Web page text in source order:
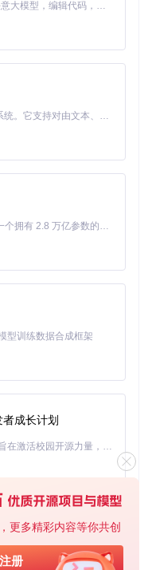
更多精彩内容等你共创
册
0%
守
0%
的完整流程
"Open"，浏览并选择
容，左侧面板显示所有
显示已成功打开的加密
模式更为高效。基础解
参数可指定输出
Claude Code 的开源替代方案。连接任意大模型，编辑代码，运行命令，自动验证 — 全自动执行。用 Rust 构建，极致性能。 ｜ An open-source alternative to Claude Code. Connect any LLM, edit code, run commands, and verify changes — autonomously. Built in Rust for speed. Get Started
MiniMax H3 是一个通用的全模态生成系统。它支持对由文本、图像、视频和音频组成的多模态上下文进行统一理解，并能生成分辨率高达 2K、时长可达 15 秒的带原生立体声音频的视频。得益于面向任务泛化的系统设计，H3 在预训练阶段就已具备广泛的多模态上下文理解与生成能力，能够出色地执行复杂的多模态指令。
Kimi K3 是Kimi能力最强的模型：这是一个拥有 2.8 万亿参数的混合专家（MoE）模型，具备原生视觉理解能力，并支持 100 万 token 的上下文窗口。
型训练数据合成框架
成长计划
「源启盛夏」暑期校园开发者成长计划旨在激活校园开源力量，通过积分激励、认证扶持、资源倾斜等形式，引导高校组织和开发者完成「入驻 — 建项目 — 做贡献 — 获认证 — 得资源」的完整闭环。无论你是想带领社团入驻平台的组织者，还是希望用代码贡献证明自己的开发者，都能在这里找到属于你的成长路径。
基于Python的Xiaozhi AI，适用于想要完整Xiaozhi体验而无需拥有专用硬件的用户。